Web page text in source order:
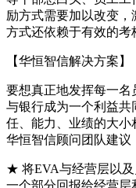
励方式需要加以改变
方式还依赖于有效的考
【华恒智信解决方案】
要想真正地发挥每一
与银行成为一个利益
任、能力、业绩的大小
华恒智信顾问团队建议
★ 将EVA与经营层以
一个部分回报给经营